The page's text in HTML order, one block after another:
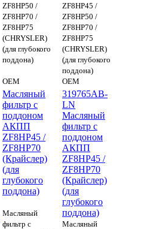
ZF8HP50 /
ZF8HP70 /
ZF8HP75
(CHRYSLER)
(для глубокого
поддона)
OEM
ZF8HP45 /
ZF8HP50 /
ZF8HP70 /
ZF8HP75
(CHRYSLER)
(для глубокого
поддона)
OEM
Масляный
фильтр с
поддоном
АКПП
ZF8HP45 /
ZF8HP70
(Крайслер)
(для
глубокого
поддона)
Масляный
фильтр с
319765AB-
LN
Масляный
фильтр с
поддоном
АКПП
ZF8HP45 /
ZF8HP70
(Крайслер)
(для
глубокого
поддона)
Масляный